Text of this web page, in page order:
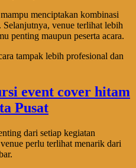
menciptakan kombinasi
venue terlihat lebih
penting maupun peserta acara.
tampak lebih profesional dan
dari setiap kegiatan
perlu terlihat menarik dari